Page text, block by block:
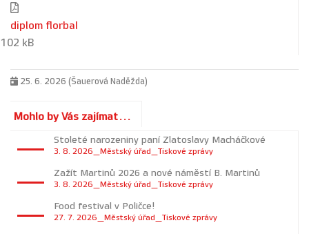
diplom florbal
102 kB
25. 6. 2026 (Šauerová Naděžda)
Mohlo by Vás zajímat...
Stoleté narozeniny paní Zlatoslavy Macháčkové
3. 8. 2026_Městský úřad_Tiskové zprávy
Zažít Martinů 2026 a nové náměstí B. Martinů
3. 8. 2026_Městský úřad_Tiskové zprávy
Food festival v Poličce!
27. 7. 2026_Městský úřad_Tiskové zprávy